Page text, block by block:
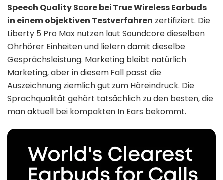
Speech Quality Score bei True Wireless Earbuds
in einem objektiven Testverfahren zertifiziert. Die
Liberty 5 Pro Max nutzen laut Soundcore dieselben
Ohrhörer Einheiten und liefern damit dieselbe
Gesprächsleistung. Marketing bleibt natürlich
Marketing, aber in diesem Fall passt die
Auszeichnung ziemlich gut zum Höreindruck. Die
Sprachqualität gehört tatsächlich zu den besten, die
man aktuell bei kompakten In Ears bekommt.